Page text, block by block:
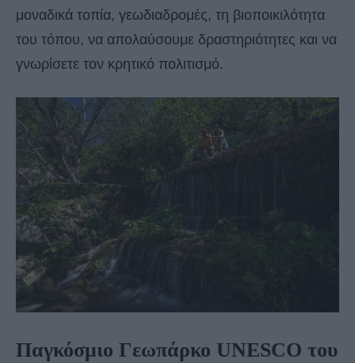
μοναδικά τοπία, γεωδιαδρομές, τη βιοποικιλότητα
του τόπου, να απολαύσουμε δραστηριότητες και να
γνωρίσετε τον κρητικό πολιτισμό.
Παγκόσμιο Γεωπάρκο UNESCO του